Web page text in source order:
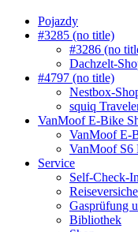
Pojazdy
#3285 (no title)
#3286 (no
Dachzelt-
#4797 (no title)
Nestbox-
squiq
VanMoof E-Bike
VanMoof E-
VanMoof S6
Service
Self-Check-In
Gasprüfung
Bibliothek